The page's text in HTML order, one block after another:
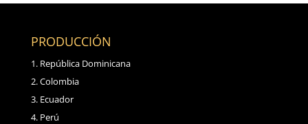
PRODUCCIÓN
República Dominicana
Colombia
Ecuador
Perú